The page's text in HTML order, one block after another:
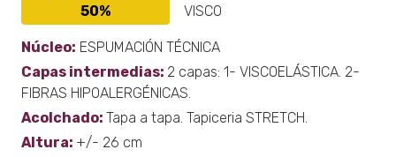
50%
VISCO
Núcleo: ESPUMACIÓN TÉCNICA
Capas intermedias: 2 capas: 1- VISCOELÁSTICA. 2-
FIBRAS HIPOALERGÉNICAS.
Acolchado: Tapa a tapa. Tapiceria STRETCH.
Altura: +/- 26 cm